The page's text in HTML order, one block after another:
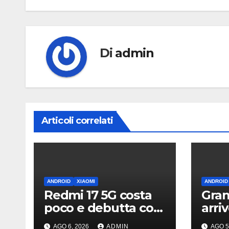
Di admin
Articoli correlati
ANDROID XIAOMI
Redmi 17 5G costa
poco e debutta con
display da quasi 7
AGO 6, 2026 ADMIN
ANDROID
AGO